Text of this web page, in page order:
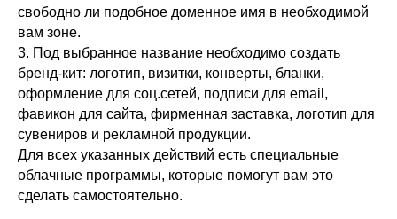
свободно ли подобное доменное имя в необходимой
вам зоне.
3. Под выбранное название необходимо создать
бренд-кит: логотип, визитки, конверты, бланки,
оформление для соц.сетей, подписи для email,
фавикон для сайта, фирменная заставка, логотип для
сувениров и рекламной продукции.
Для всех указанных действий есть специальные
облачные программы, которые помогут вам это
сделать самостоятельно.